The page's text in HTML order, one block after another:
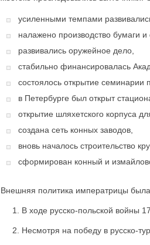
усиленными темпами
налажено производство бумаги и
развивались оружейное дело,
стабильно финансировалась
состоялось открытие семинарии
в Петербурге был открыт
открытие шляхетского корпуса
создана сеть конных заводов,
вновь началось строительство
сформирован конный и
Внешняя политика императрицы
В ходе русско-польской войны
Несмотря на победу в русско-